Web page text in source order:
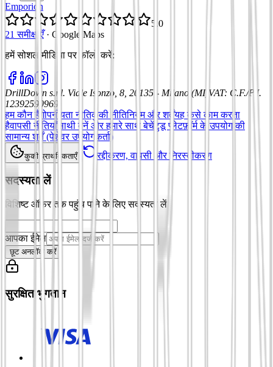
Emporion
5.0
21 समीक्षाएँ · Google Maps
हमें सोशल मीडिया पर फॉलो करें:
DrillDown s.r.l. Viale Isonzo, 8, 20135 - Milano (MI) VAT: C.F./P.I.
12392590969
हम कौन हैं गोपनीयता नीतिकुकी नीतिनियम और शर्तेंयह कैसे काम करता
हैवापसी नीतियाँसाथी बनें और हमारे साथ बेचें टुडू प्लेटफ़ॉर्म के उपयोग की
सामान्य शर्तें (पेशेवर उपयोगकर्ता)
कुकी प्राथमिकताएँ रद्दीकरण, वापसी और निरस्तीकरण
सदस्यता लें
विशिष्ट ऑफ़र तक पहुंच पाने के लिए सदस्यता लें
आपका ईमेल
छूट अनलॉक करें
सुरक्षित भुगतान